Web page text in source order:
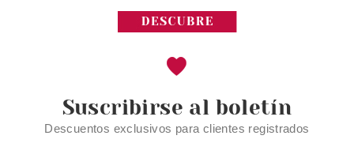
Suscribirse al boletín
Descuentos exclusivos para clientes registrados